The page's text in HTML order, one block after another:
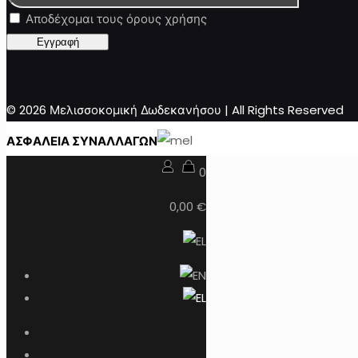
Αποδέχομαι τους όρους χρήσης
© 2026 Μελισσοκομική Δωδεκανήσου | All Rights Reserved
ΑΣΦΑΛΕΙΑ ΣΥΝΑΛΛΑΓΩΝ
0
0,00 €